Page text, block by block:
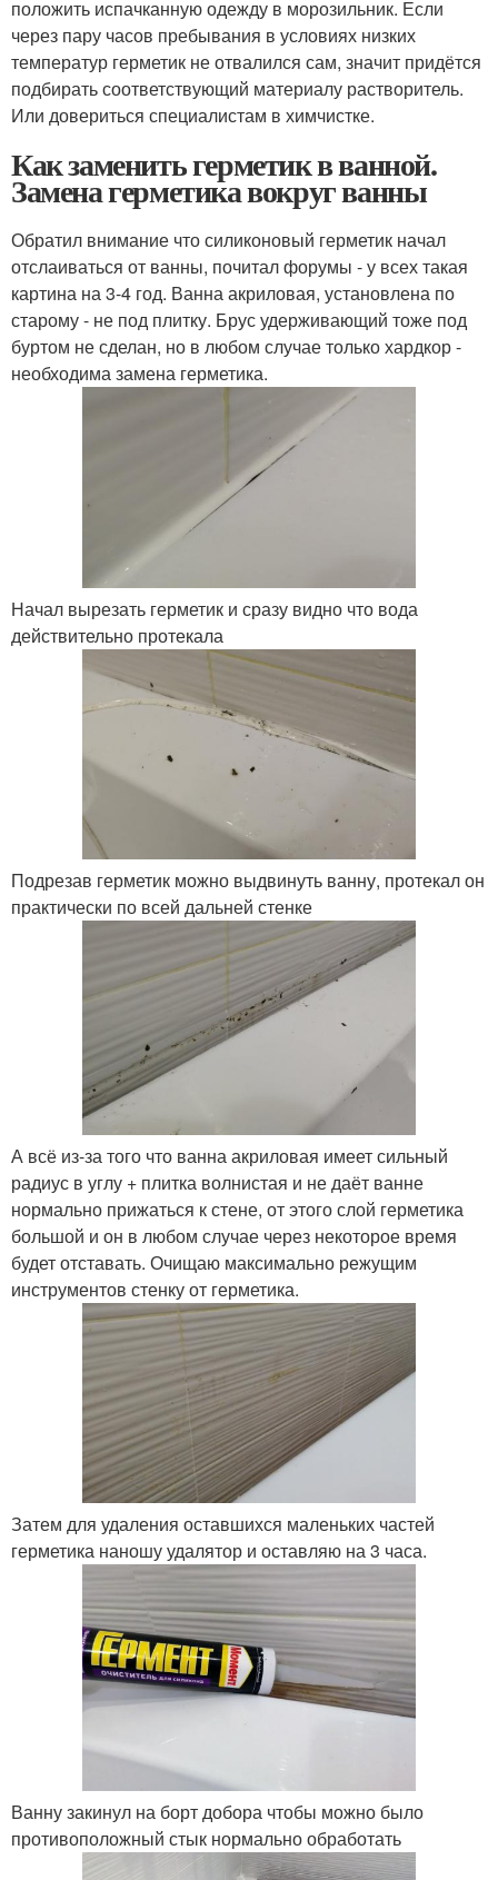
положить испачканную одежду в морозильник. Если
через пару часов пребывания в условиях низких
температур герметик не отвалился сам, значит придётся
подбирать соответствующий материалу растворитель.
Или довериться специалистам в химчистке.
Как заменить герметик в ванной.
Замена герметика вокруг ванны
Обратил внимание что силиконовый герметик начал
отслаиваться от ванны, почитал форумы - у всех такая
картина на 3-4 год. Ванна акриловая, установлена по
старому - не под плитку. Брус удерживающий тоже под
буртом не сделан, но в любом случае только хардкор -
необходима замена герметика.
Начал вырезать герметик и сразу видно что вода
действительно протекала
Подрезав герметик можно выдвинуть ванну, протекал он
практически по всей дальней стенке
А всё из-за того что ванна акриловая имеет сильный
радиус в углу + плитка волнистая и не даёт ванне
нормально прижаться к стене, от этого слой герметика
большой и он в любом случае через некоторое время
будет отставать. Очищаю максимально режущим
инструментов стенку от герметика.
Затем для удаления оставшихся маленьких частей
герметика наношу удалятор и оставляю на 3 часа.
Ванну закинул на борт добора чтобы можно было
противоположный стык нормально обработать